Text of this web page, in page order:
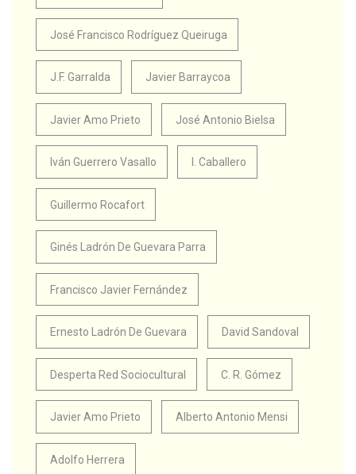
José Francisco Rodríguez Queiruga
J.F. Garralda Javier Barraycoa
Javier Amo Prieto José Antonio Bielsa
Iván Guerrero Vasallo I. Caballero
Guillermo Rocafort
Ginés Ladrón De Guevara Parra
Francisco Javier Fernández
Ernesto Ladrón De Guevara David Sandoval
Desperta Red Sociocultural C. R. Gómez
Javier Amo Prieto Alberto Antonio Mensi
Adolfo Herrera